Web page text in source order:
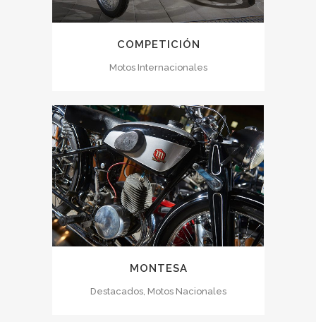
COMPETICIÓN
Motos Internacionales
MONTESA
Destacados, Motos Nacionales